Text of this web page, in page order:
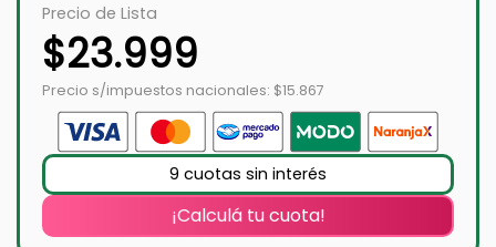
Precio de Lista
$23.999
Precio s/impuestos nacionales: $15.867
9 cuotas sin interés
¡Calculá tu cuota!